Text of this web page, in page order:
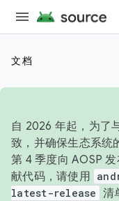
文档
自 2026 年起，为了
致，并确保生态系统
第 4 季度向 AOSP
献代码，请使用
latest-release 清